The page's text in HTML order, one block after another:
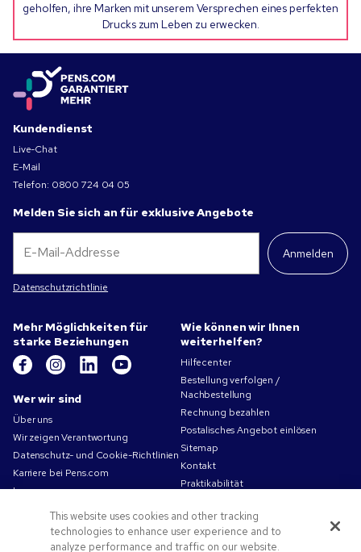
geholfen, ihre Marken mit unserem Versprechen eines perfekten
Drucks zum Leben zu erwecken.
Kundendienst
Live-Chat
E-Mail
Telefon: 0800 724 04 05
Melden Sie sich an für exklusive Angebote
Anmelden
Datenschutzrichtlinie
Mehr Möglichkeiten für
starke Beziehungen
Wer wir sind
Über uns
Wir zeigen Verantwortung
Datenschutz- und Cookie-Richtlinien
Karriere bei Pens.com
Impressum
Nutzungsbedingungen
Verkaufsbedingungen
Wie können wir Ihnen
weiterhelfen?
Hilfecenter
Bestellung verfolgen /
Nachbestellung
Rechnung bezahlen
Postalisches Angebot einlösen
Sitemap
Kontakt
Praktikabilität
This website uses cookies and other tracking
technologies to enhance user experience and to
analyze performance and traffic on our website.